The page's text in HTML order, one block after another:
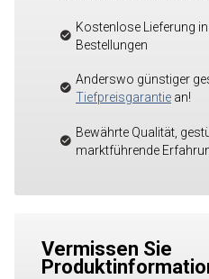
Kostenlose Lieferung
Bestellungen
Anderswo günstiger
Tiefpreisgarantie an!
Bewährte Qualität,
marktführende
Vermissen Sie